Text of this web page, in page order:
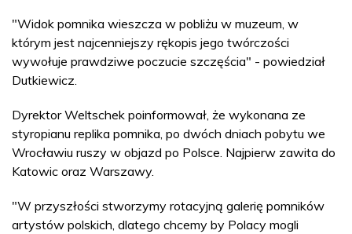
"Widok pomnika wieszcza w pobliżu w muzeum, w
którym jest najcenniejszy rękopis jego twórczości
wywołuje prawdziwe poczucie szczęścia" - powiedział
Dutkiewicz.
Dyrektor Weltschek poinformował, że wykonana ze
styropianu replika pomnika, po dwóch dniach pobytu we
Wrocławiu ruszy w objazd po Polsce. Najpierw zawita do
Katowic oraz Warszawy.
"W przyszłości stworzymy rotacyjną galerię pomników
artystów polskich, dlatego chcemy by Polacy mogli